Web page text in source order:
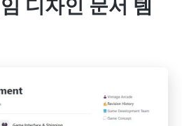
디자인 문서 템